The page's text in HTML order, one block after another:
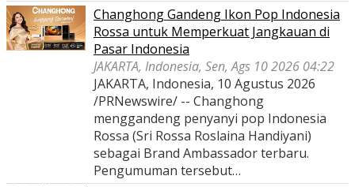
Changhong Gandeng Ikon Pop Indonesia
Rossa untuk Memperkuat Jangkauan di
Pasar Indonesia
JAKARTA, Indonesia, Sen, Ags 10 2026 04:22
JAKARTA, Indonesia, 10 Agustus 2026
/PRNewswire/ -- Changhong
menggandeng penyanyi pop Indonesia
Rossa (Sri Rossa Roslaina Handiyani)
sebagai Brand Ambassador terbaru.
Pengumuman tersebut…